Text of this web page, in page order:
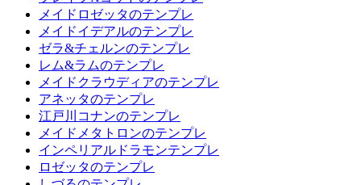
メイドロゼッタのテンプレ
メイドイデアルのテンプレ
ゼラ&チェルンのテンプレ
レム&ラムのテンプレ
メイドクラウディアのテンプレ
アネッタのテンプレ
江戸川コナンのテンプレ
メイドメタトロンのテンプレ
インペリアルドラモンテンプレ
ロゼッタのテンプレ